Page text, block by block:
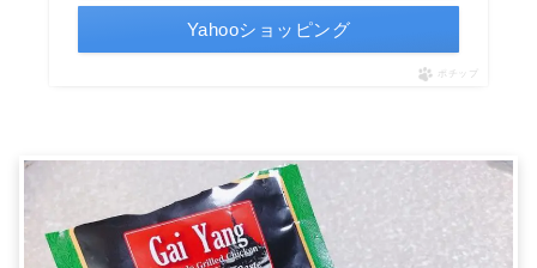
Yahooショッピング
ポチップ